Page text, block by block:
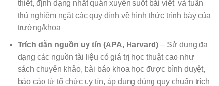
thiết, định dạng nhất quán xuyên suốt bài viết, và tuân
thủ nghiêm ngặt các quy định về hình thức trình bày của
trường/khoa
Trích dẫn nguồn uy tín (APA, Harvard)– Sử dụng đa
dạng các nguồn tài liệu có giá trị học thuật cao như
sách chuyên khảo, bài báo khoa học được bình duyệt,
báo cáo từ tổ chức uy tín, áp dụng đúng quy chuẩn trích